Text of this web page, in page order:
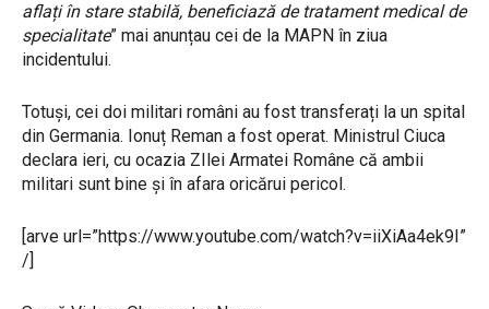
aflați în stare stabilă, beneficiază de tratament medical de
specialitate” mai anunțau cei de la MAPN în ziua
incidentului.
Totuși, cei doi militari români au fost transferați la un spital
din Germania. Ionuț Reman a fost operat. Ministrul Ciuca
declara ieri, cu ocazia ZIlei Armatei Române că ambii
militari sunt bine și în afara oricărui pericol.
[arve url=”https://www.youtube.com/watch?v=iiXiAa4ek9I”
/]